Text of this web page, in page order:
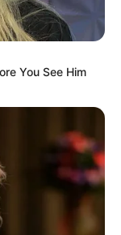
Kucing
Buktikan
Jika Semua
Kucing
You See Him